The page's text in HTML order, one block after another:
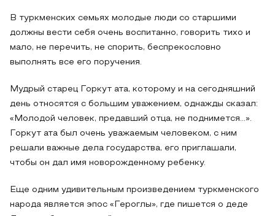
В туркменских семьях молодые люди со старшими
должны вести себя очень воспитанно, говорить тихо и
мало, не перечить, не спорить, беспрекословно
выполнять все его поручения.
Мудрый старец Горкут ата, которому и на сегодняшний
день относятся с большим уважением, однажды сказал:
«Молодой человек, предавший отца, не поднимется…».
Горкут ата был очень уважаемым человеком, с ним
решали важные дела государства, его приглашали,
чтобы он дал имя новорожденному ребенку.
Еще одним удивительным произведением туркменского
народа является эпос «Героглы», где пишется о деде